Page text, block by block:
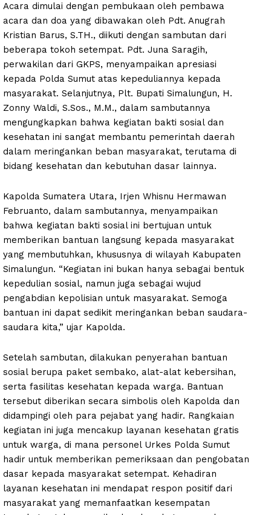
Acara dimulai dengan pembukaan oleh pembawa
acara dan doa yang dibawakan oleh Pdt. Anugrah
Kristian Barus, S.TH., diikuti dengan sambutan dari
beberapa tokoh setempat. Pdt. Juna Saragih,
perwakilan dari GKPS, menyampaikan apresiasi
kepada Polda Sumut atas kepeduliannya kepada
masyarakat. Selanjutnya, Plt. Bupati Simalungun, H.
Zonny Waldi, S.Sos., M.M., dalam sambutannya
mengungkapkan bahwa kegiatan bakti sosial dan
kesehatan ini sangat membantu pemerintah daerah
dalam meringankan beban masyarakat, terutama di
bidang kesehatan dan kebutuhan dasar lainnya.
Kapolda Sumatera Utara, Irjen Whisnu Hermawan
Februanto, dalam sambutannya, menyampaikan
bahwa kegiatan bakti sosial ini bertujuan untuk
memberikan bantuan langsung kepada masyarakat
yang membutuhkan, khususnya di wilayah Kabupaten
Simalungun. “Kegiatan ini bukan hanya sebagai bentuk
kepedulian sosial, namun juga sebagai wujud
pengabdian kepolisian untuk masyarakat. Semoga
bantuan ini dapat sedikit meringankan beban saudara-
saudara kita,” ujar Kapolda.
Setelah sambutan, dilakukan penyerahan bantuan
sosial berupa paket sembako, alat-alat kebersihan,
serta fasilitas kesehatan kepada warga. Bantuan
tersebut diberikan secara simbolis oleh Kapolda dan
didampingi oleh para pejabat yang hadir. Rangkaian
kegiatan ini juga mencakup layanan kesehatan gratis
untuk warga, di mana personel Urkes Polda Sumut
hadir untuk memberikan pemeriksaan dan pengobatan
dasar kepada masyarakat setempat. Kehadiran
layanan kesehatan ini mendapat respon positif dari
masyarakat yang memanfaatkan kesempatan